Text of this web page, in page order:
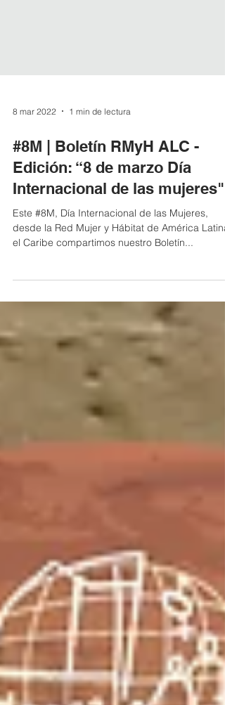
8 mar 2022 1 min de lectura
#8M | Boletín RMyH ALC -
Edición: “8 de marzo Día
Internacional de las mujeres"
Este #8M, Día Internacional de las Mujeres,